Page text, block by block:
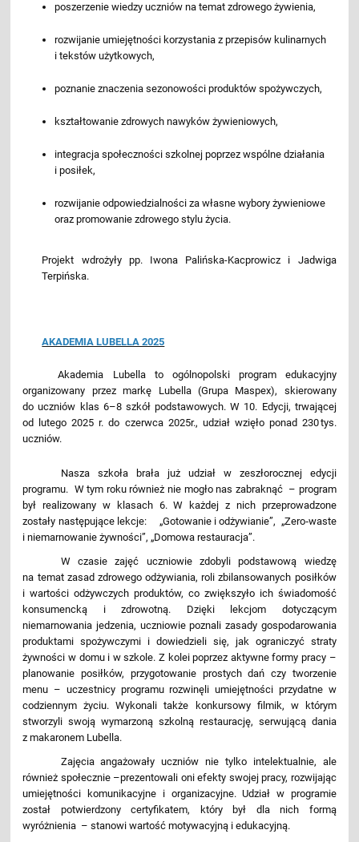
poszerzenie wiedzy uczniów na temat zdrowego żywienia,
rozwijanie umiejętności korzystania z przepisów kulinarnych
i tekstów użytkowych,
poznanie znaczenia sezonowości produktów spożywczych,
kształtowanie zdrowych nawyków żywieniowych,
integracja społeczności szkolnej poprzez wspólne działania
i posiłek,
rozwijanie odpowiedzialności za własne wybory żywieniowe
oraz promowanie zdrowego stylu życia.
Projekt wdrożyły pp. Iwona Palińska-Kacprowicz i Jadwiga
Terpińska.
AKADEMIA LUBELLA 2025
Akademia Lubella to ogólnopolski program edukacyjny
organizowany przez markę Lubella (Grupa Maspex), skierowany
do uczniów klas 6–8 szkół podstawowych. W 10. Edycji, trwającej
od lutego 2025 r. do czerwca 2025r., udział wzięło ponad 230 tys.
uczniów.
Nasza szkoła brała już udział w zeszłorocznej edycji
programu. W tym roku również nie mogło nas zabraknąć – program
był realizowany w klasach 6. W każdej z nich przeprowadzone
zostały następujące lekcje: „Gotowanie i odżywianie”, „Zero‑waste
i niemarnowanie żywności”,„Domowa restauracja”.
W czasie zajęć uczniowie zdobyli podstawową wiedzę
na temat zasad zdrowego odżywiania, roli zbilansowanych posiłków
i wartości odżywczych produktów, co zwiększyło ich świadomość
konsumencką i zdrowotną. Dzięki lekcjom dotyczącym
niemarnowania jedzenia, uczniowie poznali zasady gospodarowania
produktami spożywczymi i dowiedzieli się, jak ograniczyć straty
żywności w domu i w szkole. Z kolei poprzez aktywne formy pracy –
planowanie posiłków, przygotowanie prostych dań czy tworzenie
menu – uczestnicy programu rozwinęli umiejętności przydatne w
codziennym życiu. Wykonali także konkursowy filmik, w którym
stworzyli swoją wymarzoną szkolną restaurację, serwującą dania
z makaronem Lubella.
Zajęcia angażowały uczniów nie tylko intelektualnie, ale
również społecznie –prezentowali oni efekty swojej pracy, rozwijając
umiejętności komunikacyjne i organizacyjne. Udział w programie
został potwierdzony certyfikatem, który był dla nich formą
wyróżnienia – stanowi wartość motywacyjną i edukacyjną.